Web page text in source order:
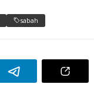
sabah